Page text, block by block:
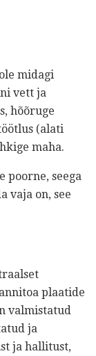
midagi
vett ja
hõõruge
(alati
maha.
poorne, seega
vaja on, see
plaatide
valmistatud
ja
ja hallitust,